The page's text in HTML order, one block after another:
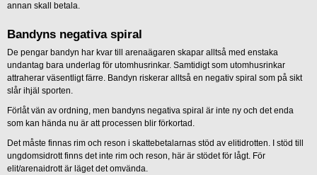
annan skall betala.
Bandyns negativa spiral
De pengar bandyn har kvar till arenaägaren skapar alltså med enstaka
undantag bara underlag för utomhusrinkar. Samtidigt som utomhusrinkar
attraherar väsentligt färre. Bandyn riskerar alltså en negativ spiral som på sikt
slår ihjäl sporten.
Förlåt vän av ordning, men bandyns negativa spiral är inte ny och det enda
som kan hända nu är att processen blir förkortad.
Det måste finnas rim och reson i skattebetalarnas stöd av elitidrotten. I stöd till
ungdomsidrott finns det inte rim och reson, här är stödet för lågt. För
elit/arenaidrott är läget det omvända.